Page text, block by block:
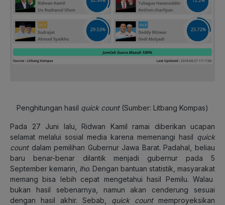
Penghitungan hasil quick count(Sumber: Litbang Kompas)
Pada 27 Juni lalu, Ridwan Kamil ramai diberikan ucapan
selamat melalui sosial media karena memenangi hasil quick
countdalam pemilihan Gubernur Jawa Barat. Padahal, beliau
baru benar-benar dilantik menjadi gubernur pada 5
September kemarin, lho. Dengan bantuan statistik, masyarakat
memang bisa lebih cepat mengetahui hasil Pemilu. Walau
bukan hasil sebenarnya, namun akan cenderung sesuai
dengan hasil akhir. Sebab, quick countmemproyeksikan